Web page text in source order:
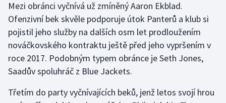
Mezi obránci vyčnívá už zmíněný Aaron Ekblad.
Ofenzivní bek skvěle podporuje útok Panterů a klub si
pojistil jeho služby na dalších osm let prodloužením
nováčkovského kontraktu ještě před jeho vypršením v
roce 2017. Podobným typem obránce je Seth Jones,
Saadův spoluhráč z Blue Jackets.
Třetím do party vyčnívajících beků, jenž letos svojí hrou